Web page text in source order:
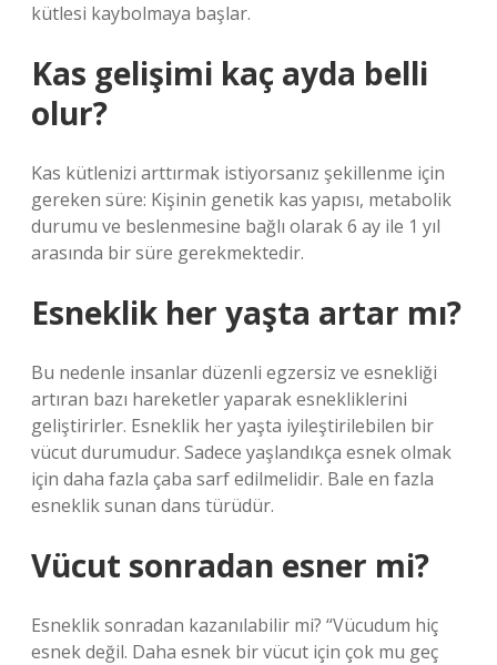
kütlesi kaybolmaya başlar.
Kas gelişimi kaç ayda belli
olur?
Kas kütlenizi arttırmak istiyorsanız şekillenme için
gereken süre: Kişinin genetik kas yapısı, metabolik
durumu ve beslenmesine bağlı olarak 6 ay ile 1 yıl
arasında bir süre gerekmektedir.
Esneklik her yaşta artar mı?
Bu nedenle insanlar düzenli egzersiz ve esnekliği
artıran bazı hareketler yaparak esnekliklerini
geliştirirler. Esneklik her yaşta iyileştirilebilen bir
vücut durumudur. Sadece yaşlandıkça esnek olmak
için daha fazla çaba sarf edilmelidir. Bale en fazla
esneklik sunan dans türüdür.
Vücut sonradan esner mi?
Esneklik sonradan kazanılabilir mi? “Vücudum hiç
esnek değil. Daha esnek bir vücut için çok mu geç